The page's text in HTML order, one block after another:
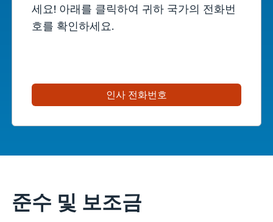
세요! 아래를 클릭하여 귀하 국가의 전화번
호를 확인하세요.
인사 전화번호
준수 및 보조금